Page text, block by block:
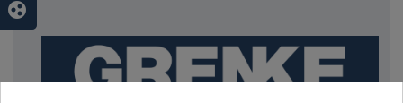
group_work